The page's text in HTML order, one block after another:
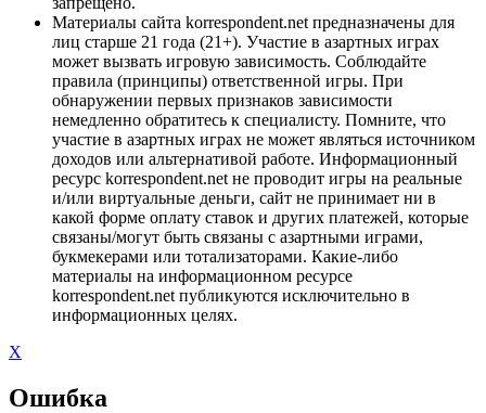
Материалы сайта korrespondent.net предназначены для
лиц старше 21 года (21+). Участие в азартных играх
может вызвать игровую зависимость. Соблюдайте
правила (принципы) ответственной игры. При
обнаружении первых признаков зависимости
немедленно обратитесь к специалисту. Помните, что
участие в азартных играх не может являться источником
доходов или альтернативой работе. Информационный
ресурс korrespondent.net не проводит игры на реальные
и/или виртуальные деньги, сайт не принимает ни в
какой форме оплату ставок и других платежей, которые
связаны/могут быть связаны с азартными играми,
букмекерами или тотализаторами. Какие-либо
материалы на информационном ресурсе
korrespondent.net публикуются исключительно в
информационных целях.
X
Ошибка